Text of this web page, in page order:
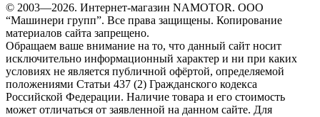
© 2003—2026. Интернет-магазин NAMOTOR. ООО
“Машинери групп”. Все права защищены. Копирование
материалов сайта запрещено.
Обращаем ваше внимание на то, что данный сайт носит
исключительно информационный характер и ни при каких
условиях не является публичной офёртой, определяемой
положениями Статьи 437 (2) Гражданского кодекса
Российской Федерации. Наличие товара и его стоимость
может отличаться от заявленной на данном сайте. Для